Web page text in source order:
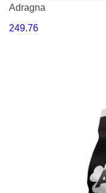
Adragna
249.76